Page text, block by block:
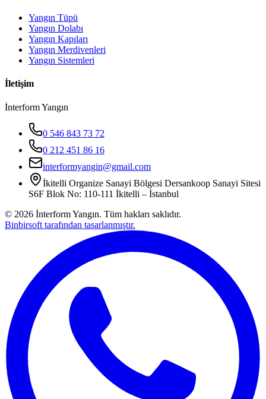
Yangın Tüpü
Yangın Dolabı
Yangın Kapıları
Yangın Merdivenleri
Yangın Sistemleri
İletişim
İnterform Yangın
0 546 843 73 72
0 212 451 86 16
interformyangin@gmail.com
İkitelli Organize Sanayi Bölgesi Dersankoop Sanayi Sitesi
S6F Blok No: 110-111 İkitelli – İstanbul
© 2026 İnterform Yangın. Tüm hakları saklıdır.
Binbirsoft tarafından tasarlanmıştır.